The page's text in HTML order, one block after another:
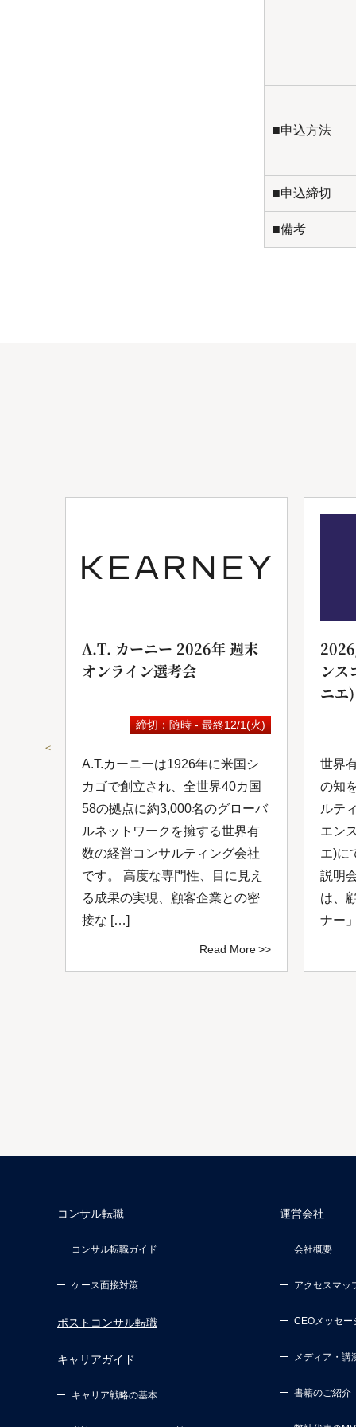
■申込方法
■申込締切
■備考
＜
A.T. カーニー 2026年 週末
オンライン選考会
締切：随時 - 最終12/1(火)
A.T.カーニーは1926年に米国シ
カゴで創立され、全世界40カ国
58の拠点に約3,000名のグローバ
ルネットワークを擁する世界有
数の経営コンサルティング会社
です。 高度な専門性、目に見え
る成果の実現、顧客企業との密
接な […]
Read More
ンス
ニエ
世界
の知
ルテ
エン
エ)に
説明
は、
ナー
コンサル転職
コンサル転職ガイド
ケース面接対策
ポストコンサル転職
キャリアガイド
キャリア戦略の基本
運営会社
会社概要
アクセスマッ
CEOメッセー
メディア・講
書籍のご紹介